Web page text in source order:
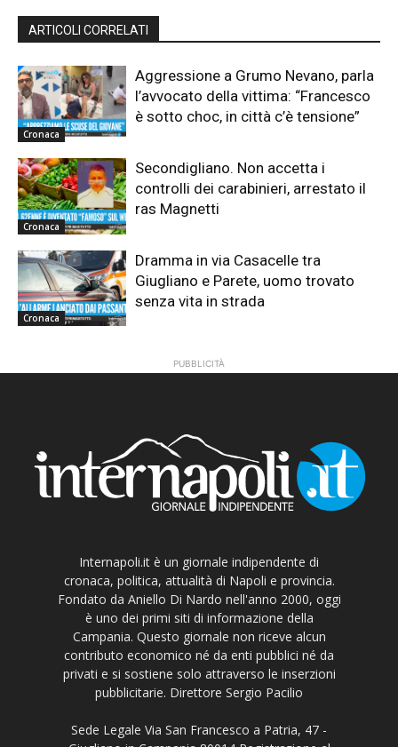
ARTICOLI CORRELATI
Cronaca
Aggressione a Grumo Nevano, parla
l’avvocato della vittima: “Francesco
è sotto choc, in città c’è tensione”
Cronaca
Secondigliano. Non accetta i
controlli dei carabinieri, arrestato il
ras Magnetti
Cronaca
Dramma in via Casacelle tra
Giugliano e Parete, uomo trovato
senza vita in strada
PUBBLICITÀ
Internapoli.it è un giornale indipendente di
cronaca, politica, attualità di Napoli e provincia.
Fondato da Aniello Di Nardo nell'anno 2000, oggi
è uno dei primi siti di informazione della
Campania. Questo giornale non riceve alcun
contributo economico né da enti pubblici né da
privati e si sostiene solo attraverso le inserzioni
pubblicitarie. Direttore Sergio Pacilio
Sede Legale Via San Francesco a Patria, 47 -